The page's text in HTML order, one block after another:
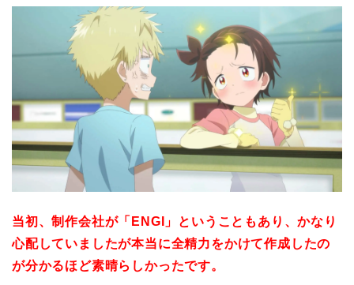
当初、制作会社が「ENGI」ということもあり、かなり
心配していましたが本当に全精力をかけて作成したの
が分かるほど素晴らしかったです。